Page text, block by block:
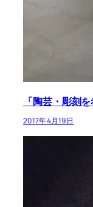
「陶芸・彫刻
2017年4月19日